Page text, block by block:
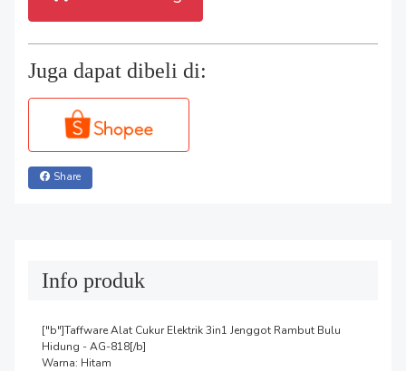
Juga dapat dibeli di:
Share
Info produk
["b"]Taffware Alat Cukur Elektrik 3in1 Jenggot Rambut Bulu
Hidung - AG-818[/b]
Warna: Hitam